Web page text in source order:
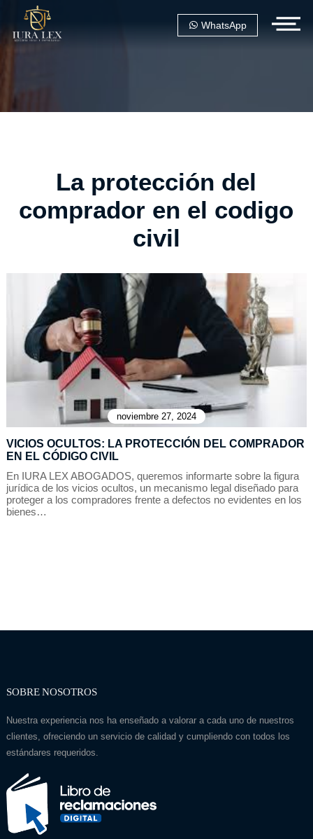
WhatsApp
La protección del
comprador en el codigo
civil
noviembre 27, 2024
VICIOS OCULTOS: LA PROTECCIÓN DEL COMPRADOR
EN EL CÓDIGO CIVIL
En IURA LEX ABOGADOS, queremos informarte sobre la figura
jurídica de los vicios ocultos, un mecanismo legal diseñado para
proteger a los compradores frente a defectos no evidentes en los
bienes…
SOBRE NOSOTROS
Nuestra experiencia nos ha enseñado a valorar a cada uno de nuestros
clientes, ofreciendo un servicio de calidad y cumpliendo con todos los
estándares requeridos.